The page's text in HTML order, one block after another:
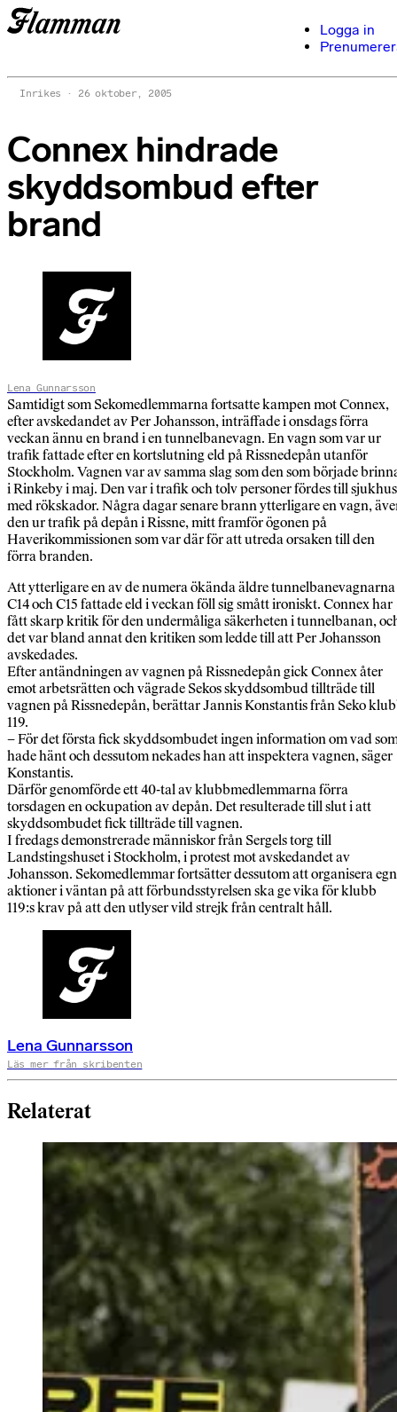
Logga in
Inrikes 26 oktober, 2005
Connex hindrade
skyddsombud efter
brand
Lena Gunnarsson
Samtidigt som Sekomedlemmarna fortsatte kampen mot Connex,
efter avskedandet av Per Johansson, inträffade i onsdags förra
veckan ännu en brand i en tunnelbanevagn. En vagn som var ur
trafik fattade efter en kortslutning eld på Rissnedepån utanför
Stockholm. Vagnen var av samma slag som den som började
i Rinkeby i maj. Den var i trafik och tolv personer fördes till sjukhus
med rökskador. Några dagar senare brann ytterligare en vagn,
den ur trafik på depån i Rissne, mitt framför ögonen på
Haverikommissionen som var där för att utreda orsaken till den
förra branden.
Att ytterligare en av de numera ökända äldre tunnelbanevagnarna
C14 och C15 fattade eld i veckan föll sig smått ironiskt. Connex har
fått skarp kritik för den undermåliga säkerheten i tunnelbanan,
det var bland annat den kritiken som ledde till att Per Johansson
avskedades.
Efter antändningen av vagnen på Rissnedepån gick Connex åter
emot arbetsrätten och vägrade Sekos skyddsombud tillträde till
vagnen på Rissnedepån, berättar Jannis Konstantis från Seko
119.
– För det första fick skyddsombudet ingen information om vad
hade hänt och dessutom nekades han att inspektera vagnen, säger
Konstantis.
Därför genomförde ett 40-tal av klubbmedlemmarna förra
torsdagen en ockupation av depån. Det resulterade till slut i att
skyddsombudet fick tillträde till vagnen.
I fredags demonstrerade människor från Sergels torg till
Landstingshuset i Stockholm, i protest mot avskedandet av
Johansson. Sekomedlemmar fortsätter dessutom att organisera
aktioner i väntan på att förbundsstyrelsen ska ge vika för klubb
119:s krav på att den utlyser vild strejk från centralt håll.
Lena Gunnarsson
Läs mer från skribenten
Relaterat